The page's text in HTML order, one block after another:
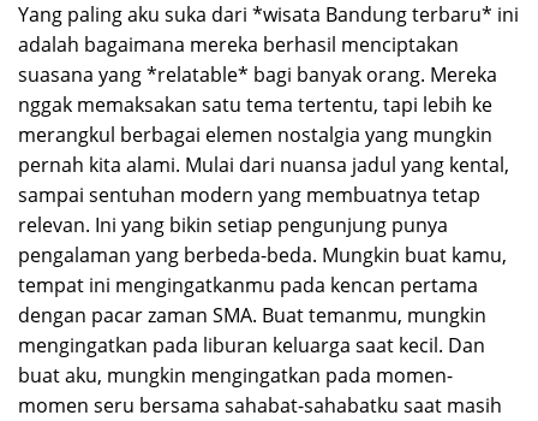
Yang paling aku suka dari *wisata Bandung terbaru* ini
adalah bagaimana mereka berhasil menciptakan
suasana yang *relatable* bagi banyak orang. Mereka
nggak memaksakan satu tema tertentu, tapi lebih ke
merangkul berbagai elemen nostalgia yang mungkin
pernah kita alami. Mulai dari nuansa jadul yang kental,
sampai sentuhan modern yang membuatnya tetap
relevan. Ini yang bikin setiap pengunjung punya
pengalaman yang berbeda-beda. Mungkin buat kamu,
tempat ini mengingatkanmu pada kencan pertama
dengan pacar zaman SMA. Buat temanmu, mungkin
mengingatkan pada liburan keluarga saat kecil. Dan
buat aku, mungkin mengingatkan pada momen-
momen seru bersama sahabat-sahabatku saat masih